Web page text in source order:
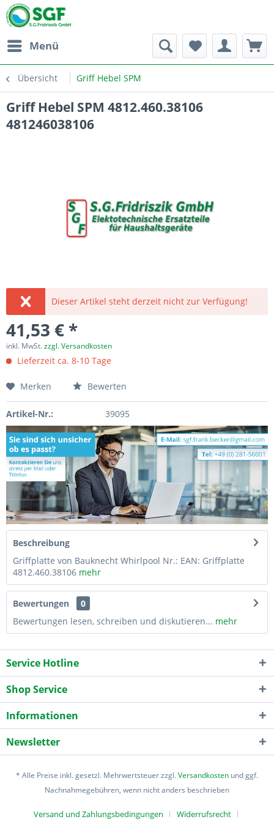
Menü
Übersicht Griff Hebel SPM
Griff Hebel SPM 4812.460.38106
481246038106
Dieser Artikel steht derzeit nicht zur Verfügung!
41,53 € *
inkl. MwSt.zzgl. Versandkosten
Lieferzeit ca. 8-10 Tage
Merken Bewerten
Artikel-Nr.: 39095
Beschreibung
Griffplatte von Bauknecht Whirlpool Nr.: EAN: Griffplatte
4812.460.38106 mehr
Bewertungen
0
Bewertungen lesen, schreiben und diskutieren... mehr
Service Hotline
Shop Service
Informationen
Newsletter
* Alle Preise inkl. gesetzl. Mehrwertsteuer zzgl.Versandkosten und ggf.
Nachnahmegebühren, wenn nicht anders beschrieben
Versand und Zahlungsbedingungen Widerrufsrecht